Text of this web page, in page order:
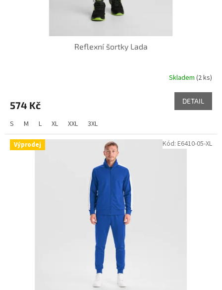
Reflexní šortky Lada
Skladem (2 ks)
574 Kč DETAIL
S M L XL XXL 3XL
Výprodej Kód: E6410-05-XL